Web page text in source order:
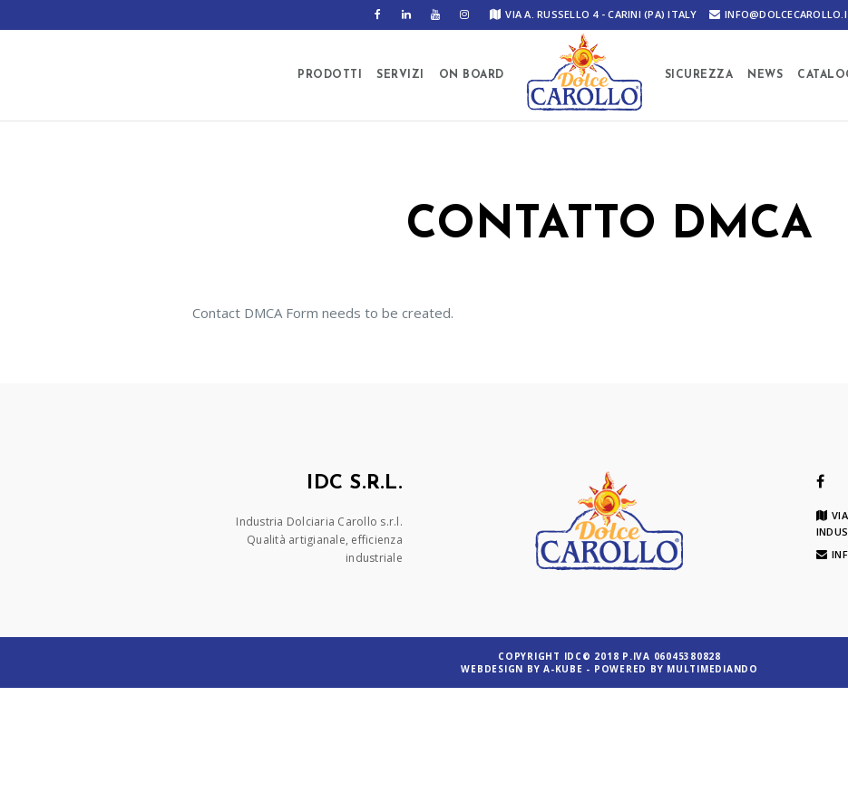
VIA A. RUSSELLO 4 - CARINI (PA) ITALY
PRODOTTI SERVIZI ON BOARD SICUREZZA NEWS
CONTATTO DMCA
Contact DMCA Form needs to be created.
IDC S.R.L.
Industria Dolciaria Carollo s.r.l.
Qualità artigianale, efficienza
industriale
COPYRIGHT IDC© 2018 P.IVA 06045380828
WEBDESIGN BY A-KUBE - POWERED BY MULTIMEDIANDO